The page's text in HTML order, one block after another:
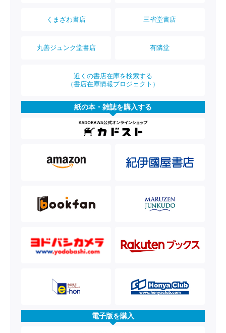
くまざわ書店 三省堂書店
丸善ジュンク堂書店 有隣堂
近くの書店在庫を検索する
（書店在庫情報プロジェクト）
紙の本・雑誌を購入する
電子版を購入